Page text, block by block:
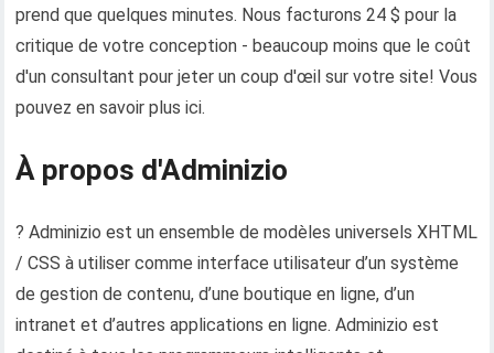
prend que quelques minutes. Nous facturons 24 $ pour la
critique de votre conception - beaucoup moins que le coût
d'un consultant pour jeter un coup d'œil sur votre site! Vous
pouvez en savoir plus ici.
À propos d'Adminizio
? Adminizio est un ensemble de modèles universels XHTML
/ CSS à utiliser comme interface utilisateur d’un système
de gestion de contenu, d’une boutique en ligne, d’un
intranet et d’autres applications en ligne. Adminizio est